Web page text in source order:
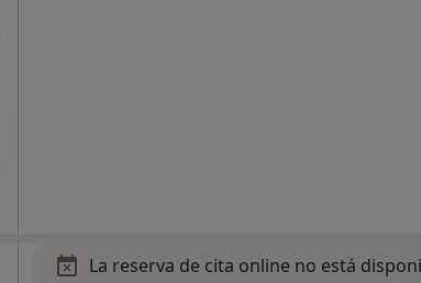
La reserva de cita online no está